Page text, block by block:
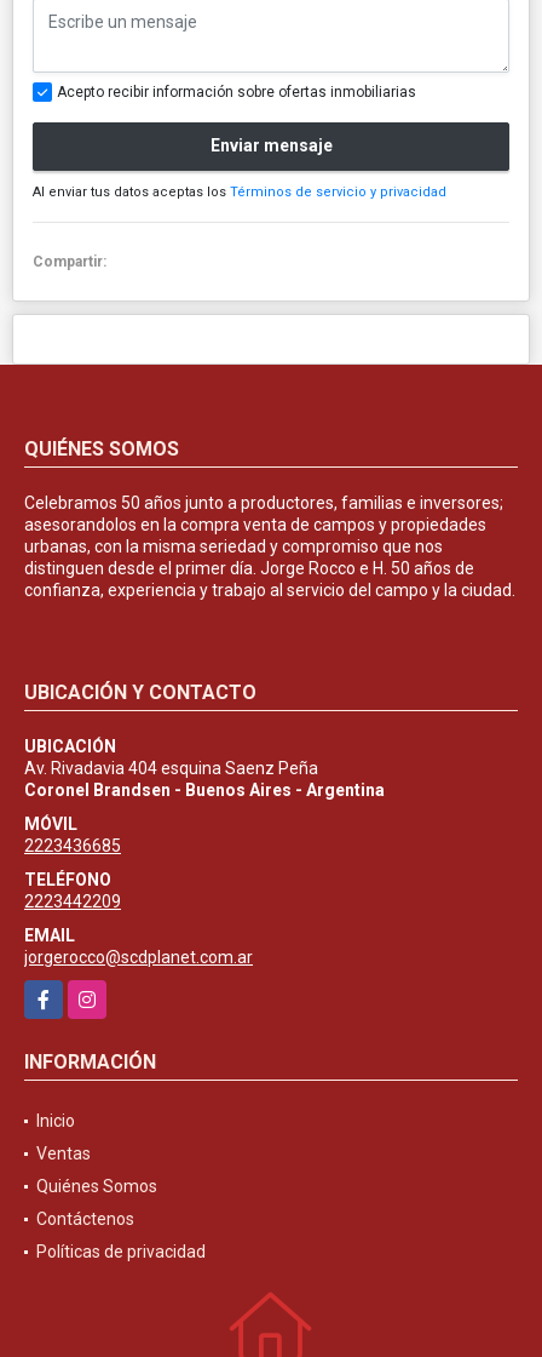
Acepto recibir información sobre ofertas inmobiliarias
Enviar mensaje
Al enviar tus datos aceptas los Términos de servicio y privacidad
Compartir:
QUIÉNES SOMOS
Celebramos 50 años junto a productores, familias e inversores;
asesorandolos en la compra venta de campos y propiedades
urbanas, con la misma seriedad y compromiso que nos
distinguen desde el primer día. Jorge Rocco e H. 50 años de
confianza, experiencia y trabajo al servicio del campo y la ciudad.
UBICACIÓN Y CONTACTO
UBICACIÓN
Av. Rivadavia 404 esquina Saenz Peña
Coronel Brandsen - Buenos Aires - Argentina
MÓVIL
2223436685
TELÉFONO
2223442209
EMAIL
jorgerocco@scdplanet.com.ar
FacebookInstagram
INFORMACIÓN
Inicio
Ventas
Quiénes Somos
Contáctenos
Políticas de privacidad